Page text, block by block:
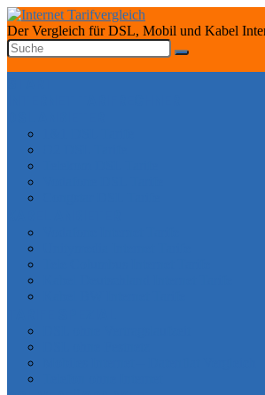
Der Vergleich für DSL, Mobil und Kabel